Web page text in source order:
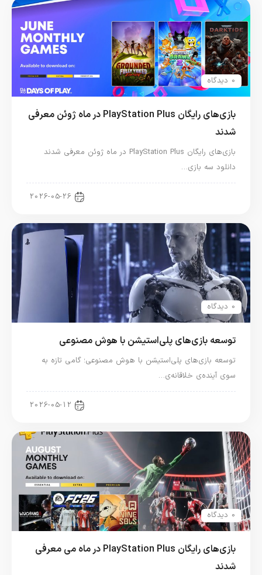
0 دیدگاه
بازی‌های رایگان PlayStation Plus در ماه ژوئن معرفی
شدند
بازی‌های رایگان PlayStation Plus در ماه ژوئن معرفی شدند
دانلود سه بازی…
2026-05-26
0 دیدگاه
توسعه بازی‌های پلی‌استیشن با هوش مصنوعی
توسعه بازی‌های پلی‌استیشن با هوش مصنوعی؛ گامی تازه به
سوی آینده‌ی خلاقانه‌ی…
2026-05-12
0 دیدگاه
بازی‌های رایگان PlayStation Plus در ماه می معرفی
شدند